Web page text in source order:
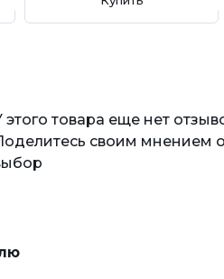
этого товара еще нет
своим мнением